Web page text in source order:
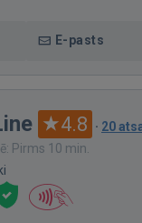
E-pasts
4.8 · 20
Pirms 10 min.